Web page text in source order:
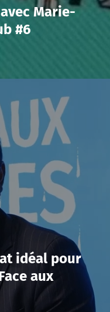
Marie-
#6
idéal pour
aux